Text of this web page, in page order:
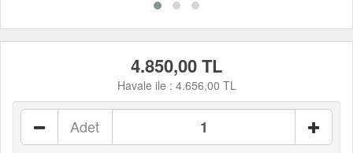
4.850,00 TL
Havale ile : 4.656,00 TL
Adet